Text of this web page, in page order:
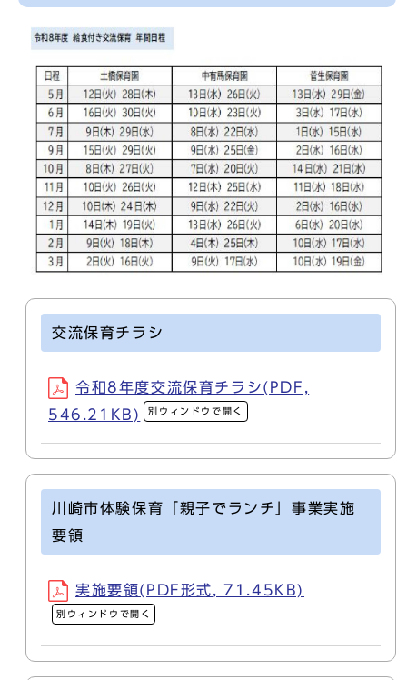
交流保育チラシ
令和8年度交流保育チラシ(PDF,
546.21KB)
別ウィンドウで開く
川崎市体験保育「親子でランチ」事業実施
要領
実施要領(PDF形式, 71.45KB)
別ウィンドウで開く